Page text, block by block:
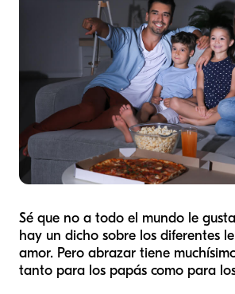
Sé que no a todo el mundo le
hay un dicho sobre los diferentes
amor. Pero abrazar tiene
tanto para los papás como para